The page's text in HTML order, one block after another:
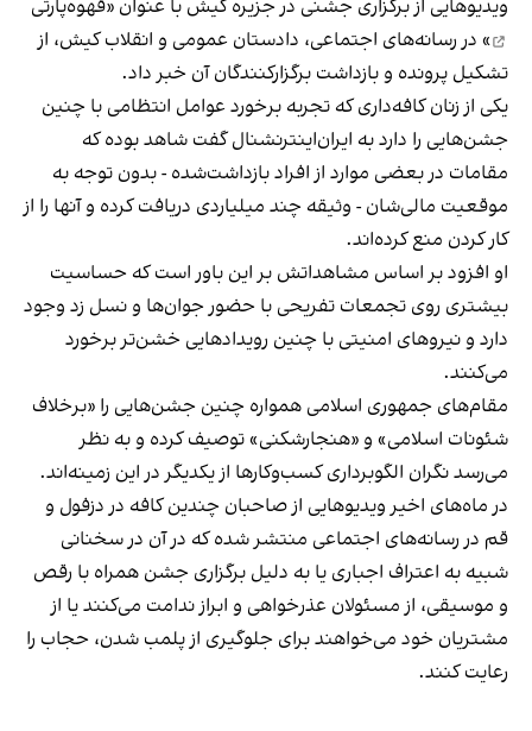
ویدیوهایی از برگزاری جشنی در جزیره کیش با عنوان «قهوه‌پارتی
» در رسانه‌های اجتماعی، دادستان عمومی و انقلاب کیش، از
تشکیل پرونده و بازداشت برگزارکنندگان آن خبر داد.
یکی از زنان کافه‌داری که تجربه برخورد عوامل انتظامی با چنین
جشن‌هایی را دارد به ایران‌اینترنشنال گفت شاهد بوده که
مقامات در بعضی موارد از افراد بازداشت‌‌شده - بدون توجه به
موقعیت مالی‌شان - وثیقه چند میلیاردی دریافت کرده و آنها را از
کار کردن منع کرده‌اند.
او افزود بر اساس مشاهداتش بر این باور است که حساسیت
بیشتری روی تجمعات تفریحی با حضور جوان‌ها و نسل زد وجود
دارد و نیروهای امنیتی با چنین رویدادهایی خشن‌تر برخورد
می‌کنند.
مقام‌های جمهوری اسلامی همواره چنین جشن‌هایی را «برخلاف
شئونات اسلامی» و «هنجارشکنی» توصیف کرده و به نظر
می‌رسد نگران الگوبرداری کسب‌وکارها از یکدیگر در این زمینه‌اند.
در ماه‌های اخیر ویدیوهایی از صاحبان چندین کافه در دزفول و
قم در رسانه‌های اجتماعی منتشر شده که در آن در سخنانی
شبیه به اعتراف اجباری یا به دلیل برگزاری جشن همراه با رقص
و موسیقی، از مسئولان عذرخواهی و ابراز ندامت می‌کنند یا از
مشتریان خود می‌خواهند برای جلوگیری از پلمب شدن، حجاب را
رعایت کنند.